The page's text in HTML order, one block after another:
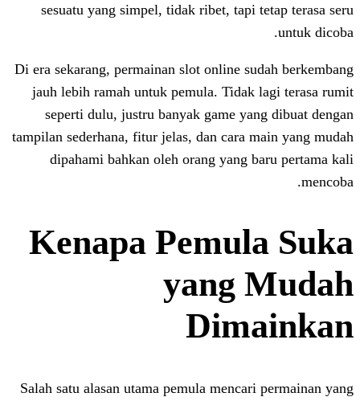
sesuatu yang simpel, tidak ribet,
Di era sekarang, permainan slot online
jauh lebih ramah untuk pemula.
seperti dulu, justru banyak game
tampilan sederhana, fitur jelas, dan cara
dipahami bahkan oleh orang yang
Kenapa
yang
Salah satu alasan utama pemula